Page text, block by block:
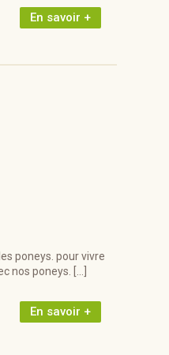
En savoir +
poneys. pour vivre
nos poneys. […]
En savoir +